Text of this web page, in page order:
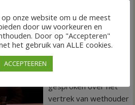
Vechtdal Politiek
Bert Gelling (VVD) op
vrijdag 16 juni te gast
wordt onder andere
gesproken over het
vertrek van wethouder
onze website om u de meest
door uw voorkeuren en
Door op "Accepteren"
het gebruik van ALLE cookies.
ACCEPTEEREN